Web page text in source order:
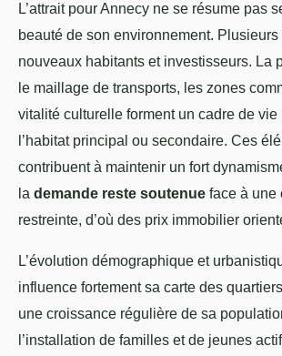
L’attrait pour Annecy ne se résume pas
beauté de son environnement. Plusieurs
nouveaux habitants et investisseurs. La
le maillage de transports, les zones
vitalité culturelle forment un cadre de
l’habitat principal ou secondaire. Ces
contribuent à maintenir un fort
la demande reste soutenue face à une
restreinte, d’où des prix immobilier
L’évolution démographique et
influence fortement sa carte des
une croissance régulière de sa
l’installation de familles et de jeunes